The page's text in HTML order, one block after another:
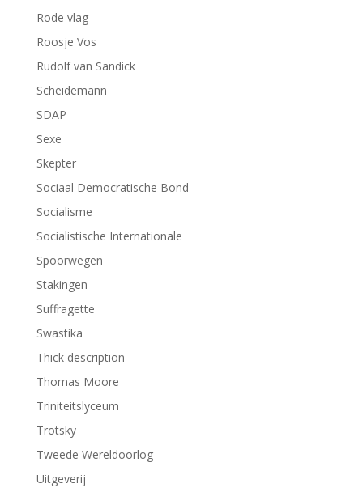
Rode vlag
Roosje Vos
Rudolf van Sandick
Scheidemann
SDAP
Sexe
Skepter
Sociaal Democratische Bond
Socialisme
Socialistische Internationale
Spoorwegen
Stakingen
Suffragette
Swastika
Thick description
Thomas Moore
Triniteitslyceum
Trotsky
Tweede Wereldoorlog
Uitgeverij